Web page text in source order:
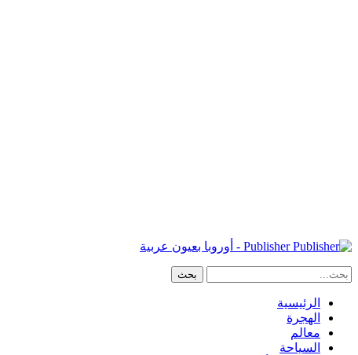
Publisher - أوروبا بعيون عربية
الرئيسية
الهجرة
معالم
السياحة